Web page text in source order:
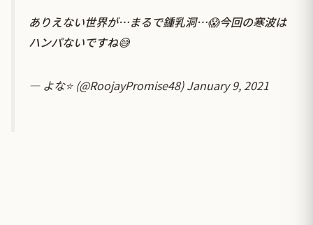
ありえない世界が…まるで鍾乳洞…😱今回の寒波は
ハンパないですね😅
— よな⭐️ (@RoojayPromise48)January 9, 2021